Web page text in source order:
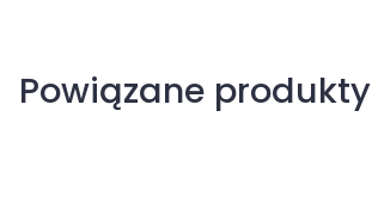
Powiązane produkty